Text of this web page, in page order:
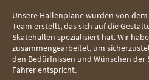
Unsere Hallenpläne wurden von
Team erstellt, das sich auf die
Skatehallen spezialisiert hat. Wir
zusammengearbeitet, um
den Bedürfnissen und Wünschen der
Fahrer entspricht.